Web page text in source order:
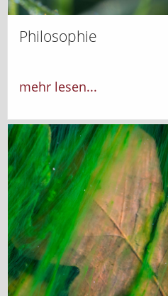
Philosophie
mehr lesen...